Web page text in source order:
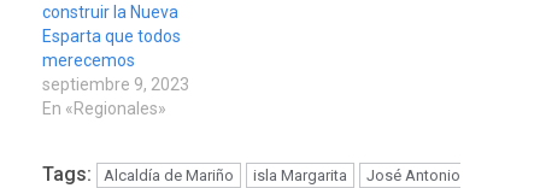
construir la Nueva
Esparta que todos
merecemos
septiembre 9, 2023
En «Regionales»
Tags: Alcaldía de Mariño isla Margarita
José Antonio